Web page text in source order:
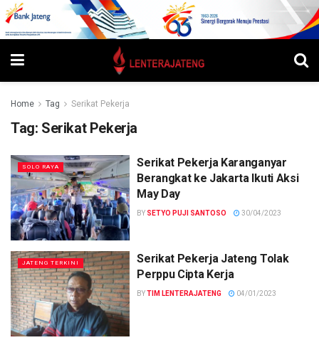
Home Tag Serikat Pekerja
Tag: Serikat Pekerja
SOLO RAYA
Serikat Pekerja Karanganyar
Berangkat ke Jakarta Ikuti Aksi
May Day
BY SETYO PUJI SANTOSO 30/04/2023
JATENG TERKINI
Serikat Pekerja Jateng Tolak
Perppu Cipta Kerja
BYTIM LENTERAJATENG 04/01/2023